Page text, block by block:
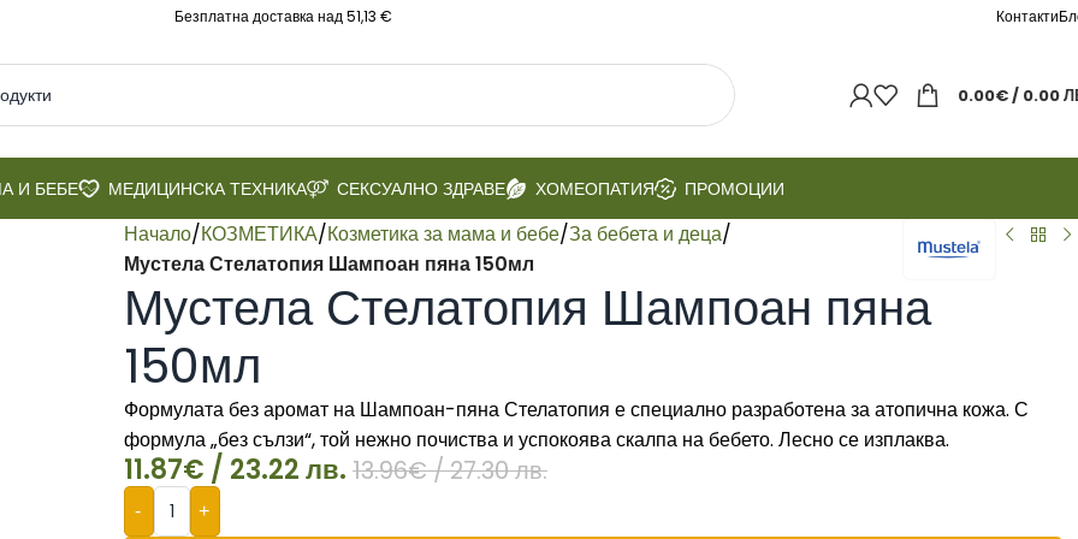
Безплатна доставка над 51,13 € Контакти
0.00€/ 0.00
И БЕБЕ МЕДИЦИНСКА ТЕХНИКА СЕКСУАЛНО ЗДРАВЕ ХОМЕОПАТИЯ ПРОМОЦИИ
Начало/КОЗМЕТИКА/Козметика за мама и бебе/За бебета и деца/
Мустела Стелатопия Шампоан пяна 150мл
Мустела Стелатопия Шампоан пяна
150мл
Формулата без аромат на Шампоан-пяна Стелатопия е специално разработена за атопична кожа. С
формула „без сълзи“, той нежно почиства и успокоява скалпа на бебето. Лесно се изплаква.
11.87€ / 23.22 лв.13.96€/ 27.30 лв.
- +